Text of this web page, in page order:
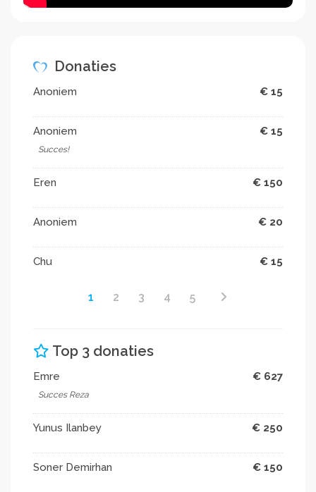
Donaties
Anoniem € 15
Anoniem € 15
Succes!
Eren € 150
Anoniem € 20
Chu € 15
1 2 3 4 5
Top 3 donaties
Emre € 627
Succes Reza
Yunus Ilanbey € 250
Soner Demirhan € 150